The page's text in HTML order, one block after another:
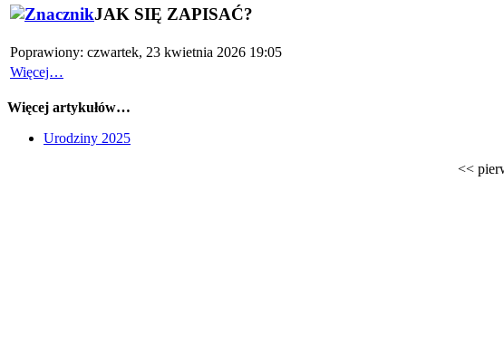
JAK SIĘ ZAPISAĆ?
Poprawiony: czwartek, 23 kwietnia 2026 19:05
Więcej…
Więcej artykułów…
Urodziny 2025
<<